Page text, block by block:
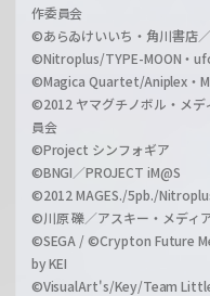
作委員会
©あらゐけいいち・角川書店
©Nitroplus/TYPE-MOON・
©Magica Quartet/Aniplex・
©2012 ヤマグチノボル・メデ
員会
©Project シンフォギア
©BNGI／PROJECT iM@S
©2012 MAGES./5pb./
©川原 礫／アスキー・メディ
©SEGA / ©Crypton Future
by KEI
©VisualArt's/Key/Team